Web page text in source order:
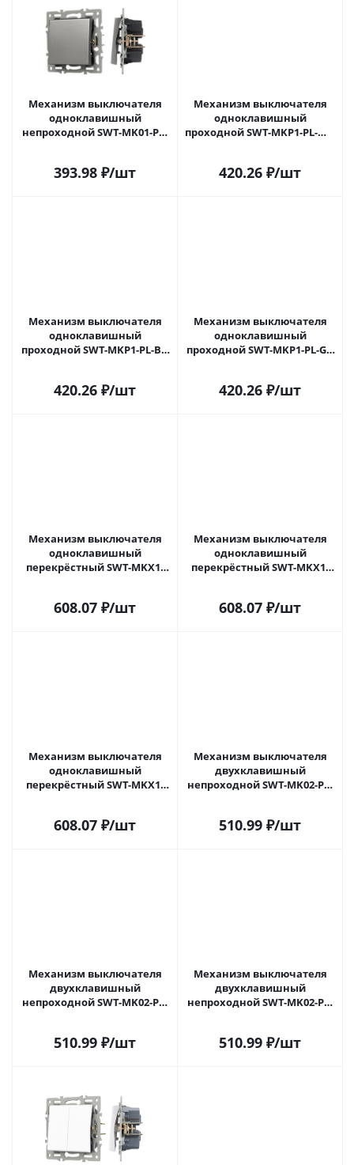
Механизм выключателя
одноклавишный
непроходной SWT-MK01-PL-
393.98 ₽/шт
Механизм выключателя
одноклавишный
проходной SWT-MKP1-PL-WH
420.26 ₽/шт
Механизм выключателя
одноклавишный
проходной SWT-MKP1-PL-BK
420.26 ₽/шт
Механизм выключателя
одноклавишный
проходной SWT-MKP1-PL-GR
420.26 ₽/шт
Механизм выключателя
одноклавишный
перекрёстный SWT-MKX1-
608.07 ₽/шт
Механизм выключателя
одноклавишный
перекрёстный SWT-MKX1-
608.07 ₽/шт
Механизм выключателя
одноклавишный
перекрёстный SWT-MKX1-
608.07 ₽/шт
Механизм выключателя
двухклавишный
непроходной SWT-MK02-PL-
510.99 ₽/шт
Механизм выключателя
двухклавишный
непроходной SWT-MK02-PL-
510.99 ₽/шт
Механизм выключателя
двухклавишный
непроходной SWT-MK02-PL-
510.99 ₽/шт